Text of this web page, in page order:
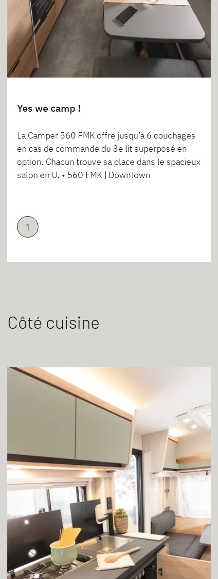
Yes we camp !
La Camper 560 FMK offre jusqu’à 6 couchages
en cas de commande du 3e lit superposé en
option. Chacun trouve sa place dans le spacieux
salon en U. • 560 FMK | Downtown
1
Côté cuisine